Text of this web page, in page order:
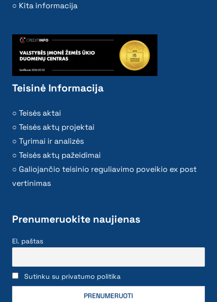
Kita informacija
Teisinė Informacija
Teisės aktai
Teisės aktų projektai
Tyrimai ir analizės
Teisės aktų pažeidimai
Galiojančio teisinio reguliavimo poveikio ex post
vertinimas
Prenumeruokite naujienas
El. paštas
Sutinku su privatumo politika